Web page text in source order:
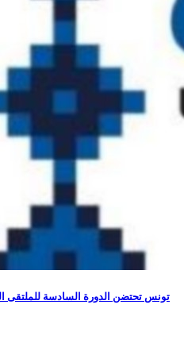
تونس تحتضن الدورة السادسة للملتقى الدولي للفنون